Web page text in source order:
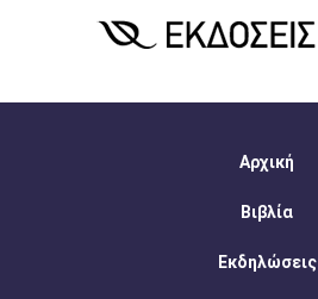
Αρχική
Βιβλία
Εκδηλώσεις